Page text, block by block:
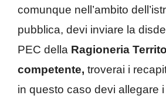
comunque nell’ambito
pubblica, devi inviare la
PEC della Ragioneria
competente, troverai i
in questo caso devi allegare